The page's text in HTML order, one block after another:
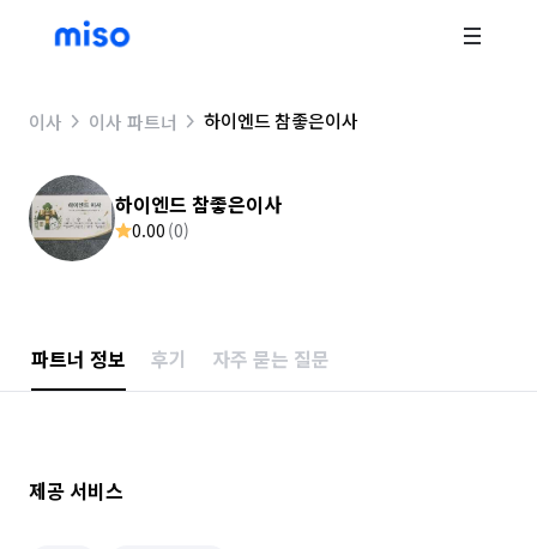
이사 이사 파트너 하이엔드 참좋은이사
하이엔드 참좋은이사
0.00 (0)
파트너 정보 후기 자주 묻는 질문
제공 서비스